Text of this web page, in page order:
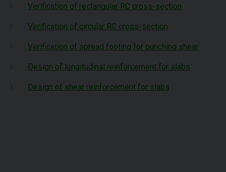
Verification of rectangular RC cross-section
Verification of circular RC cross-section
Verification of spread footing for punching shear
Design of longitudinal reinforcement for slabs
Design of shear reinforcement for slabs